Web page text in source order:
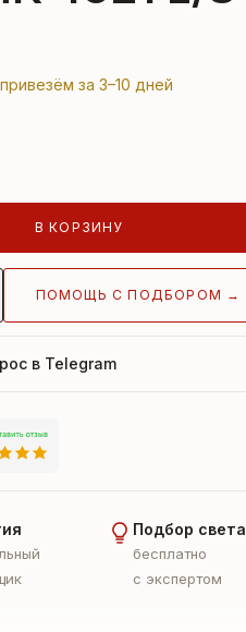
за 3–10 дней
В КОРЗИНУ
ПОМОЩЬ С ПОДБОРОМ →
в Telegram
Подбор света
бесплатно
с экспертом